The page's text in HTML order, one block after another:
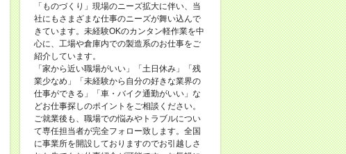
「ものづくり」現場のニーズ拡大に伴い、当
社にもさまざまな仕事のニーズが舞い込んで
きています。未経験OKのカンタン軽作業を中
心に、工場や倉庫内での製造系のお仕事をご
紹介しています。
「家から近い職場がいい」「土日休み」「残
業少なめ」「未経験から自分の好きな業界の
仕事ができる」「車・バイク通勤がいい」な
どお仕事探しのポイントをご相談ください。
ご就業後も、職場での悩みやトラブルについ
て専任担当者が完全フォロー致します。全国
に事業所を開設しておりますのでお引越しさ